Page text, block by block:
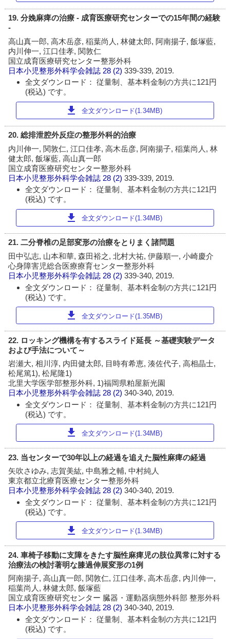
19. 分娩麻痺の治療 - 成育医療研究センターでの15年間の経験
-
高山真一郎, 高木岳彦, 稲葉尚人, 林健太郎, 阿南揚子, 飯塚藍,
内川伸一, 江口佳孝, 関敦仁
国立成育医療研究センター整形外科
日本小児整形外科学会雑誌 28 (2)339-339, 2019.
全文ダウンロード： 従量制、基本料金制の方共に121円
(税込) です。
download 全文ダウンロード(1.34MB)
20. 総排泄腔外反症の整形外科的治療
内川伸一, 関敦仁, 江口佳孝, 高木岳彦, 阿南揚子, 稲葉尚人, 林
健太郎, 飯塚藍, 高山真一郎
国立成育医療研究センター整形外科
日本小児整形外科学会雑誌 28 (2)339-339, 2019.
全文ダウンロード： 従量制、基本料金制の方共に121円
(税込) です。
download 全文ダウンロード(1.34MB)
21. 二分脊椎の足部変形の治療をとりまく諸問題
田中弘志, 山本和華, 森田裕之, 北村大祐, 伊藤順一, 小崎慶介
心身障害児総合医療療育センター整形外科
日本小児整形外科学会雑誌 28 (2)339-340, 2019.
全文ダウンロード： 従量制、基本料金制の方共に121円
(税込) です。
download 全文ダウンロード(1.35MB)
22. ロッキング機構を有するスライド延長 ～基礎実験データ
および手法について～
岩瀬大, 相川淳, 内田健太郎, 目時有希恵, 湊佐代子, 高相晶士,
松尾篤1), 松尾隆1)
北里大学医学部整形外科, 1)福岡県粕屋新光園
日本小児整形外科学会雑誌 28 (2)340-340, 2019.
全文ダウンロード： 従量制、基本料金制の方共に121円
(税込) です。
download 全文ダウンロード(1.34MB)
23. 当センターで30年以上の経過を追えた脳性麻痺の経過
矢吹さゆみ, 志賀美紘, 中島雅之輔, 中村純人
東京都立北療育医療センター整形外科
日本小児整形外科学会雑誌 28 (2)340-340, 2019.
全文ダウンロード： 従量制、基本料金制の方共に121円
(税込) です。
download 全文ダウンロード(1.34MB)
24. 車椅子移動に支障をきたす脳性麻痺児の肢位異常に対する
治療法の検討著明な膝過伸展変形の1例
阿南揚子, 高山真一郎, 関敦仁, 江口佳孝, 高木岳彦, 内川伸一,
稲葉尚人, 林健太郎, 飯塚藍
国立成育医療研究センター 臓器・運動器病態外科部 整形外科
日本小児整形外科学会雑誌 28 (2)340-340, 2019.
全文ダウンロード： 従量制、基本料金制の方共に121円
(税込) です。